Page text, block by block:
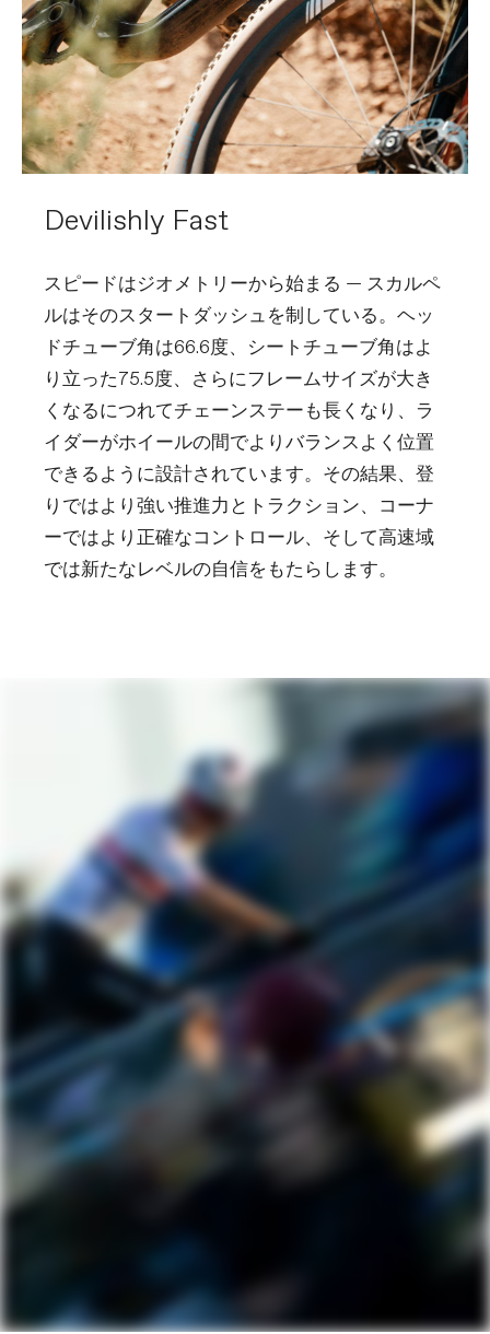
Devilishly Fast
スピードはジオメトリーから始まる ― スカルペ
ルはそのスタートダッシュを制している。ヘッ
ドチューブ角は66.6度、シートチューブ角はよ
り立った75.5度、さらにフレームサイズが大き
くなるにつれてチェーンステーも長くなり、ラ
イダーがホイールの間でよりバランスよく位置
できるように設計されています。その結果、登
りではより強い推進力とトラクション、コーナ
ーではより正確なコントロール、そして高速域
では新たなレベルの自信をもたらします。